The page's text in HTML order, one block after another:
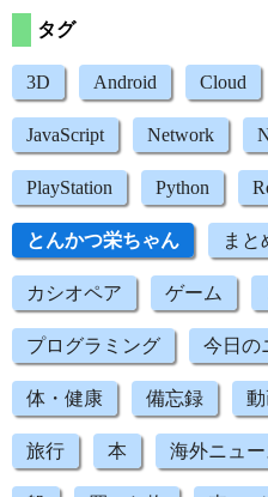
タグ
3D Android Cloud
JavaScript Network
PlayStation Python
とんかつ栄ちゃん まと
カシオペア ゲーム
プログラミング 今日の
体・健康 備忘録
旅行 本 海外ニュー